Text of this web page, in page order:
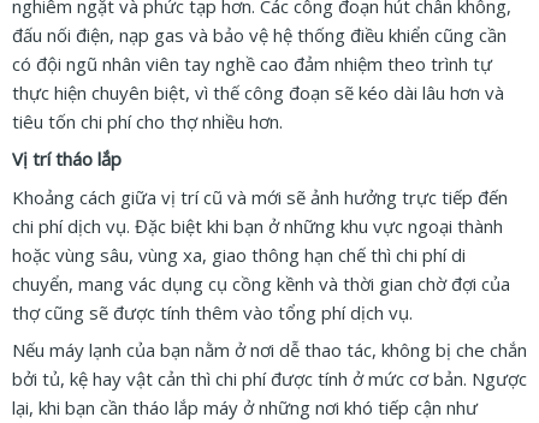
nghiêm ngặt và phức tạp hơn. Các công đoạn hút chân không,
đấu nối điện, nạp gas và bảo vệ hệ thống điều khiển cũng cần
có đội ngũ nhân viên tay nghề cao đảm nhiệm theo trình tự
thực hiện chuyên biệt, vì thế công đoạn sẽ kéo dài lâu hơn và
tiêu tốn chi phí cho thợ nhiều hơn.
Vị trí tháo lắp
Khoảng cách giữa vị trí cũ và mới sẽ ảnh hưởng trực tiếp đến
chi phí dịch vụ. Đặc biệt khi bạn ở những khu vực ngoại thành
hoặc vùng sâu, vùng xa, giao thông hạn chế thì chi phí di
chuyển, mang vác dụng cụ cồng kềnh và thời gian chờ đợi của
thợ cũng sẽ được tính thêm vào tổng phí dịch vụ.
Nếu máy lạnh của bạn nằm ở nơi dễ thao tác, không bị che chắn
bởi tủ, kệ hay vật cản thì chi phí được tính ở mức cơ bản. Ngược
lại, khi bạn cần tháo lắp máy ở những nơi khó tiếp cận như